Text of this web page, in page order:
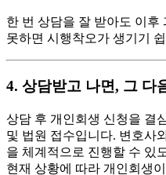
한 번 상담을 잘 받아도 이후
못하면 시행착오가 생기기
4. 상담받고 나면, 그 다
상담 후 개인회생 신청을 결
및 법원 접수입니다. 변호사
을 체계적으로 진행할 수 있
현재 상황에 따라 개인회생